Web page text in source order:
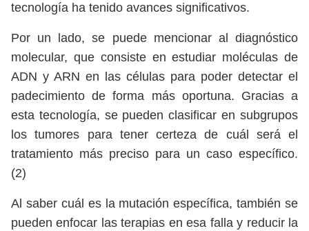
tecnología ha tenido avances significativos.
Por un lado, se puede mencionar al diagnóstico
molecular, que consiste en estudiar moléculas de
ADN y ARN en las células para poder detectar el
padecimiento de forma más oportuna. Gracias a
esta tecnología, se pueden clasificar en subgrupos
los tumores para tener certeza de cuál será el
tratamiento más preciso para un caso específico.
(2)
Al saber cuál es la mutación específica, también se
pueden enfocar las terapias en esa falla y reducir la